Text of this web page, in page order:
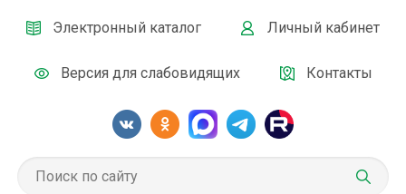
Электронный каталог Личный кабинет
Версия для слабовидящих Контакты